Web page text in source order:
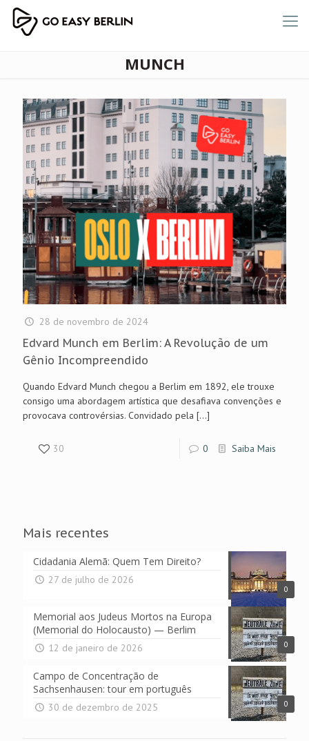
MUNCH
28 de novembro de 2024
Edvard Munch em Berlim: A Revolução de um
Gênio Incompreendido
Quando Edvard Munch chegou a Berlim em 1892, ele trouxe
consigo uma abordagem artística que desafiava convenções e
provocava controvérsias. Convidado pela […]
30 0 Saiba Mais
Mais recentes
0
Cidadania Alemã: Quem Tem Direito?
27 de julho de 2026
0
Memorial aos Judeus Mortos na Europa
(Memorial do Holocausto) — Berlim
12 de janeiro de 2026
0
Campo de Concentração de
Sachsenhausen: tour em português
30 de dezembro de 2025